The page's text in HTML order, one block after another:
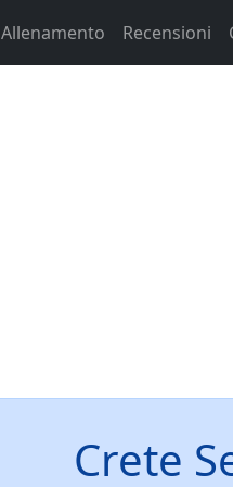
Allenamento Recensioni
Crete